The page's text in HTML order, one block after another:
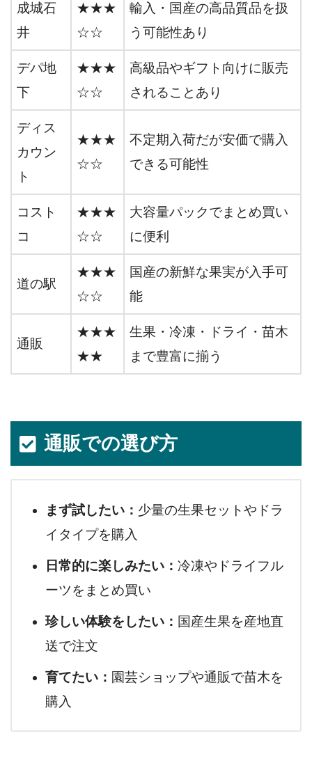
成城石
井
★★★
☆☆
輸入・国産の高品質品を扱
う可能性あり
デパ地
下
★★★
☆☆
高級品やギフト向けに販売
されることあり
ディス
カウン
ト
★★★
☆☆
不定期入荷だが安価で購入
できる可能性
コスト
コ
★★★
☆☆
大容量パックでまとめ買い
に便利
道の駅
★★★
☆☆
国産の新鮮な果実が入手可
能
通販
★★★
★★
生果・冷凍・ドライ・苗木
まで豊富に揃う
通販での選び方
まず試したい： 少量の生果セットやドラ
イタイプを購入
日常的に楽しみたい： 冷凍やドライフル
ーツをまとめ買い
珍しい体験をしたい： 国産生果を産地直
送で注文
育てたい： 園芸ショップや通販で苗木を
購入